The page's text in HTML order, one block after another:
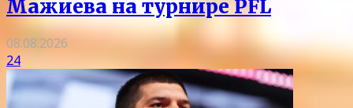
Мажиева на турнире PFL
08.08.2026
24